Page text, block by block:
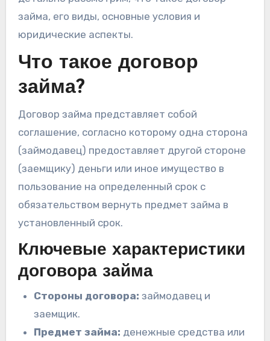
займа, его виды, основные условия и
юридические аспекты.
Что такое договор
займа?
Договор займа представляет собой
соглашение, согласно которому одна сторона
(займодавец) предоставляет другой стороне
(заемщику) деньги или иное имущество в
пользование на определенный срок с
обязательством вернуть предмет займа в
установленный срок.
Ключевые характеристики
договора займа
Стороны договора: займодавец и
заемщик.
Предмет займа: денежные средства или